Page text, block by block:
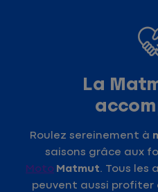
La
Roulez sereinement à
saisons grâce aux
Moto Matmut. Tous les
peuvent aussi profiter